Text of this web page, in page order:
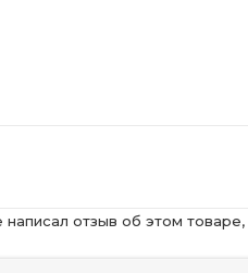
написал отзыв об этом